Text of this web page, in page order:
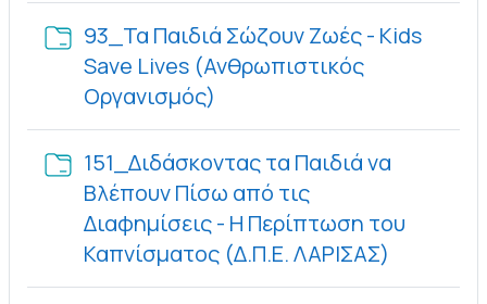
93_Τα Παιδιά Σώζουν Ζωές - Kids
Save Lives (Ανθρωπιστικός
Οργανισμός)
151_Διδάσκοντας τα Παιδιά να
Βλέπουν Πίσω από τις
Διαφημίσεις - Η Περίπτωση του
Καπνίσματος (Δ.Π.Ε. ΛΑΡΙΣΑΣ)